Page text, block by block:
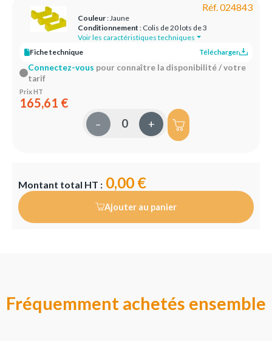
Réf. 024843
Couleur: Jaune
Conditionnement : Colis de 20 lots de 3
Voir les caractéristiques techniques
Fiche technique
Télécharger
Connectez-vous pour connaître la disponibilité / votre
tarif
Prix HT
165,61 €
– +
Montant total HT : 0,00 €
Ajouter au panier
Fréquemment achetés ensemble